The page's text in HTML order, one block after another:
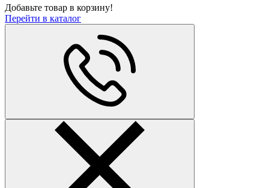
Добавьте товар в корзину!
Перейти в каталог